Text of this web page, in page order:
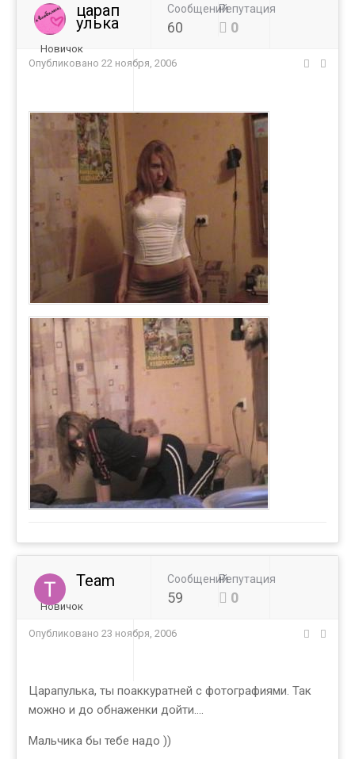
царап
улька
Новичок
Сообщений
60
Репутация
0
Опубликовано 22 ноября, 2006
Team
Новичок
Сообщений
59
Репутация
0
Опубликовано 23 ноября, 2006
Царапулька, ты поаккуратней с фотографиями. Так
можно и до обнаженки дойти....
Мальчика бы тебе надо ))